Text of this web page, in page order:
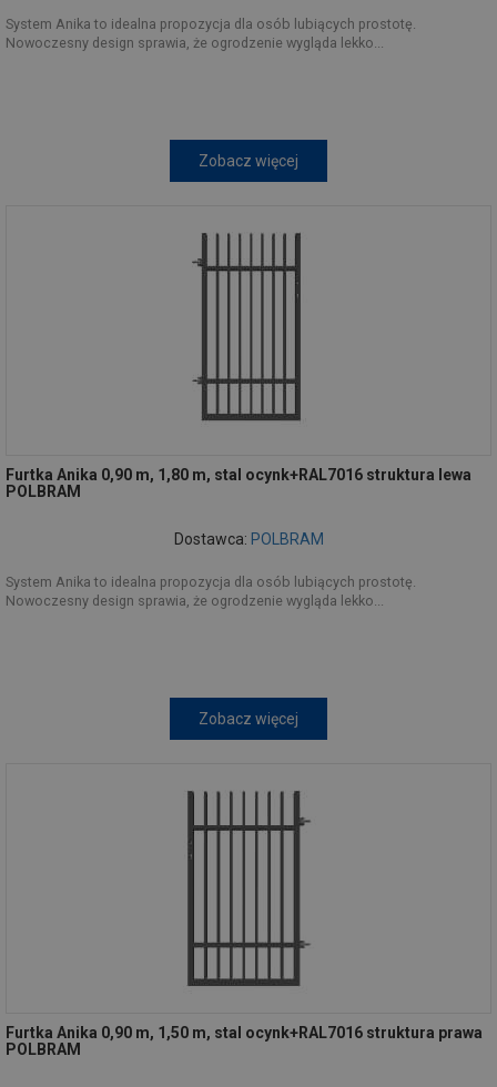
System Anika to idealna propozycja dla osób lubiących prostotę.
Nowoczesny design sprawia, że ogrodzenie wygląda lekko...
Zobacz więcej
Furtka Anika 0,90 m, 1,80 m, stal ocynk+RAL7016 struktura lewa
POLBRAM
Dostawca: POLBRAM
System Anika to idealna propozycja dla osób lubiących prostotę.
Nowoczesny design sprawia, że ogrodzenie wygląda lekko...
Zobacz więcej
Furtka Anika 0,90 m, 1,50 m, stal ocynk+RAL7016 struktura prawa
POLBRAM